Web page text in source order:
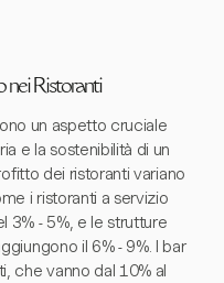
nei Ristoranti
un aspetto cruciale
e la sostenibilità di un
dei ristoranti variano
i ristoranti a servizio
3% - 5%, e le strutture
il 6% - 9%. I bar
che vanno dal 10% al